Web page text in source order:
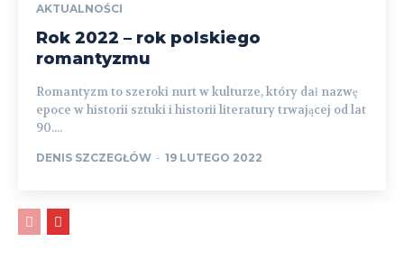
AKTUALNOŚCI
Rok 2022 – rok polskiego
romantyzmu
Romantyzm to szeroki nurt w kulturze, który dał nazwę
epoce w historii sztuki i historii literatury trwającej od lat
90....
DENIS SZCZEGŁÓW - 19 LUTEGO 2022